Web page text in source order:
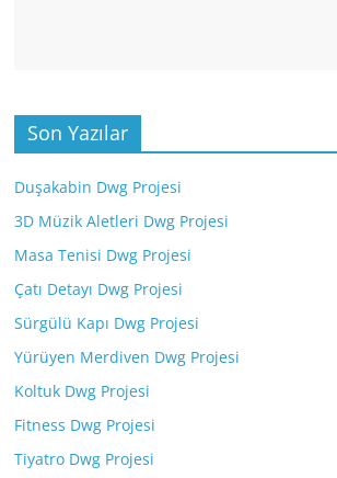
Son Yazılar
Duşakabin Dwg Projesi
3D Müzik Aletleri Dwg Projesi
Masa Tenisi Dwg Projesi
Çatı Detayı Dwg Projesi
Sürgülü Kapı Dwg Projesi
Yürüyen Merdiven Dwg Projesi
Koltuk Dwg Projesi
Fitness Dwg Projesi
Tiyatro Dwg Projesi